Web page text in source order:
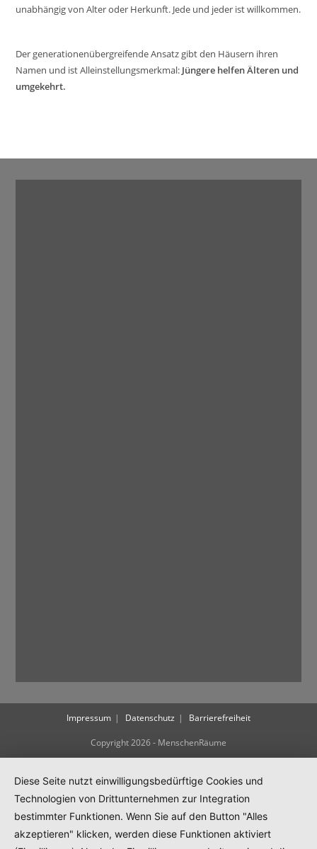
unabhängig von Alter oder Herkunft. Jede und jeder ist willkommen.
Der generationenübergreifende Ansatz gibt den Häusern ihren
Namen und ist Alleinstellungsmerkmal: Jüngere helfen Älteren und
umgekehrt.
Impressum Datenschutz Barrierefreiheit
Copyright 2026 - MenschenRäume
Diese Seite nutzt einwilligungsbedürftige Cookies und
Technologien von Drittunternehmen zur Integration
bestimmter Funktionen. Wenn Sie auf den Button "Alles
akzeptieren" klicken, werden diese Funktionen aktiviert